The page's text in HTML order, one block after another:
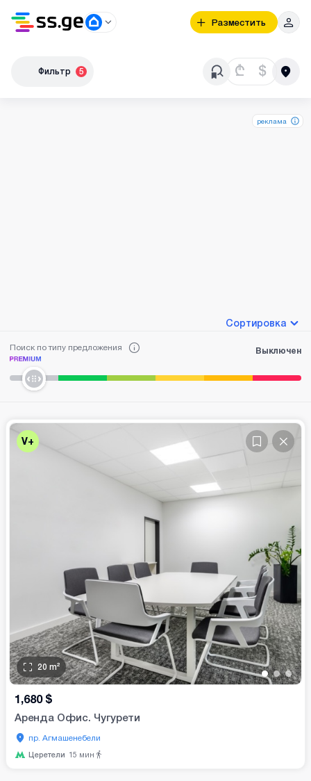
Разместить
Фильтр 5 ₾ $
реклама
Сортировка
Поиск по типу предложения Выключен
V+
•••
20 m²
1,680 $
Аренда Офис. Чугурети
пр. Агмашенебели
Церетели 15 мин